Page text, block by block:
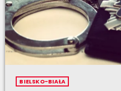
BIELSKO-BIAŁA